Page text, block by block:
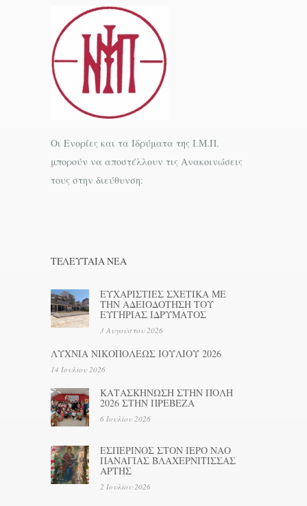
Οι Ενορίες και τα Ιδρύματα της Ι.Μ.Π.
μπορούν να αποστέλλουν τις Ανακοινώσεις
τους στην διεύθυνση:
ΤΕΛΕΥΤΑΊΑ ΝΕΑ
ΕΥΧΑΡΙΣΤΙΕΣ ΣΧΕΤΙΚΑ ΜΕ
ΤΗΝ ΑΔΕΙΟΔΟΤΗΣΗ ΤΟΥ
ΕΥΓΗΡΙΑΣ ΙΔΡΥΜΑΤΟΣ
3 Αυγούστου 2026
ΛΥΧΝΙΑ ΝΙΚΟΠΟΛΕΩΣ ΙΟΥΛΙΟΥ 2026
14 Ιουλίου 2026
ΚΑΤΑΣΚΗΝΩΣΗ ΣΤΗΝ ΠΟΛΗ
2026 ΣΤΗΝ ΠΡΕΒΕΖΑ
6 Ιουλίου 2026
ΕΣΠΕΡΙΝΟΣ ΣΤΟΝ ΙΕΡΟ ΝΑΟ
ΠΑΝΑΓΙΑΣ ΒΛΑΧΕΡΝΙΤΙΣΣΑΣ
ΑΡΤΗΣ
2 Ιουλίου 2026